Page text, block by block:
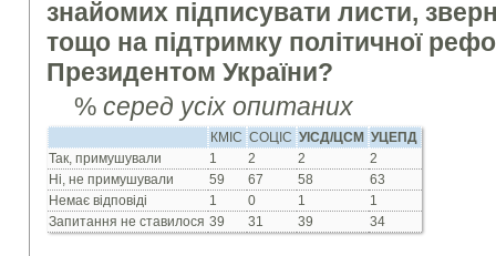
знайомих підписувати листи,
тощо на підтримку політичної
Президентом України?
%серед усіх опитаних
КМІС СОЦІС УІСД/ЦСМ
УЦЕПД
Так, примушували
1 2 2
2
Ні, не примушували
59 67 58
63
Немає відповіді
1 0 1
1
Запитання не ставилося 39 31 39 34